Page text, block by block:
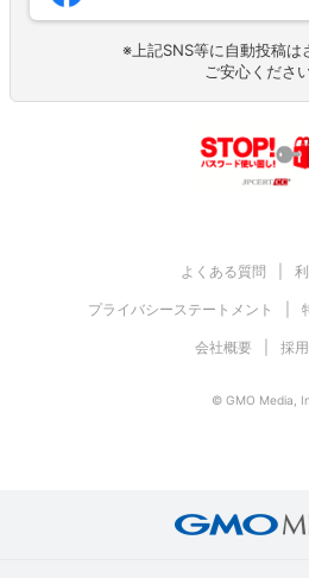
※上記SNS等に自動投稿は
ご安心ください
よくある質問
プライバシーステートメント
会社概要 採
© GMO Media,